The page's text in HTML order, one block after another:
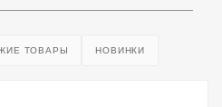
ТОВАРЫ НОВИНКИ